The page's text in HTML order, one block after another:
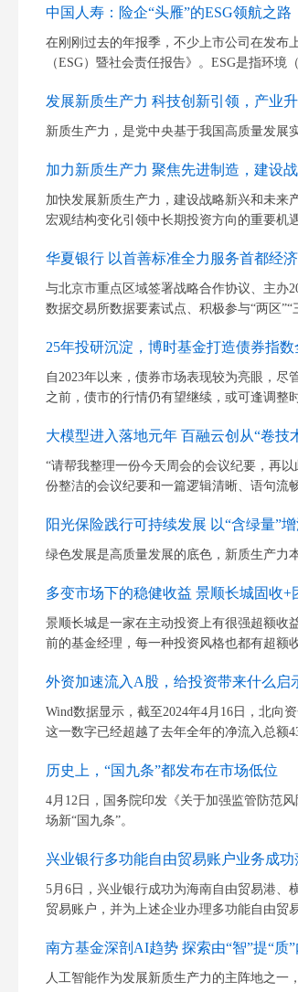
中国人寿：险企“头雁”的ESG领航之路
在刚刚过去的年报季，不少上市公司在发布
（ESG）暨社会责任报告》。ESG是指环境
发展新质生产力 科技创新引领，产业
新质生产力，是党中央基于我国高质量发展
加力新质生产力 聚焦先进制造，建设
加快发展新质生产力，建设战略新兴和未来
宏观结构变化引领中长期投资方向的重要机
华夏银行 以首善标准全力服务首都经
与北京市重点区域签署战略合作协议、主办
数据交易所数据要素试点、积极参与“两区
25年投研沉淀，博时基金打造债券指
自2023年以来，债券市场表现较为亮眼，尽
之前，债市的行情仍有望继续，或可逢调整
大模型进入落地元年 百融云创从“卷技
“请帮我整理一份今天周会的会议纪要，再
份整洁的会议纪要和一篇逻辑清晰、语句流
阳光保险践行可持续发展 以“含绿量”
绿色发展是高质量发展的底色，新质生产力
多变市场下的稳健收益 景顺长城固收+
景顺长城是一家在主动投资上有很强超额收
前的基金经理，每一种投资风格也都有超额
外资加速流入A股，给投资带来什么启
Wind数据显示，截至2024年4月16日，北向
这一数字已经超越了去年全年的净流入总额
历史上，“国九条”都发布在市场低位
4月12日，国务院印发《关于加强监管防范
场新“国九条”。
兴业银行多功能自由贸易账户业务成功
5月6日，兴业银行成功为海南自由贸易港、
贸易账户，并为上述企业办理多功能自由贸
南方基金深剖AI趋势 探索由“智”提“质
人工智能作为发展新质生产力的主阵地之一